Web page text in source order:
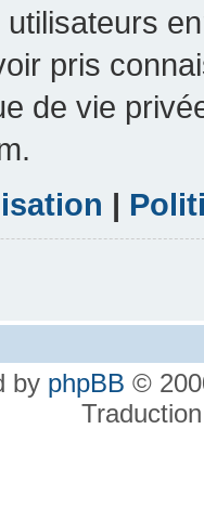
pris
de vie
|
by phpBB ©